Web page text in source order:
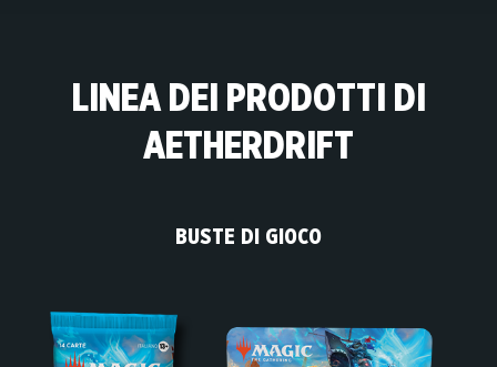
LINEA DEI PRODOTTI DI
AETHERDRIFT
BUSTE DI GIOCO